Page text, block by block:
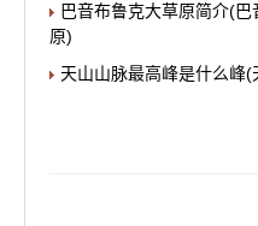
巴音布鲁克大草原简介(
原)
天山山脉最高峰是什么峰